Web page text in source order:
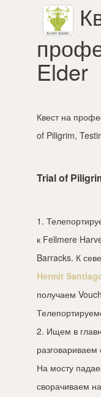
Elder
Квест на
of Piligrim,
Trial of
1.
к Fellmere
Barracks. К
Hermit
получаем
2. Ищем в
На мосту
сворачиваем